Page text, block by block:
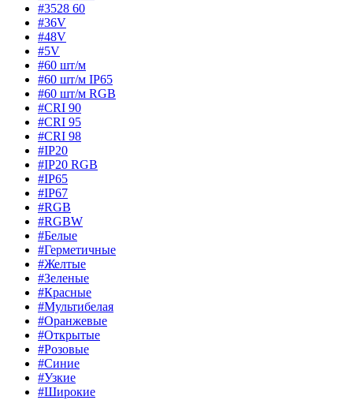
#3528 60
#36V
#48V
#5V
#60 шт/м
#60 шт/м IP65
#60 шт/м RGB
#CRI 90
#CRI 95
#CRI 98
#IP20
#IP20 RGB
#IP65
#IP67
#RGB
#RGBW
#Белые
#Герметичные
#Желтые
#Зеленые
#Красные
#Мультибелая
#Оранжевые
#Открытые
#Розовые
#Синие
#Узкие
#Широкие